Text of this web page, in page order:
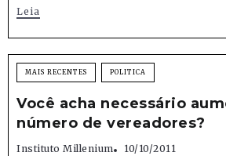
Leia
MAIS RECENTES POLITICA
Você acha necessário
número de vereadores?
Instituto Millenium 10/10/2011